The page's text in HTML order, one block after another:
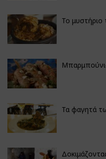
Το μυστήριο
Τα φαγητά